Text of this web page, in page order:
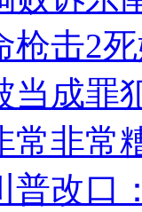
枪击2
当成罪
常非常
普改口